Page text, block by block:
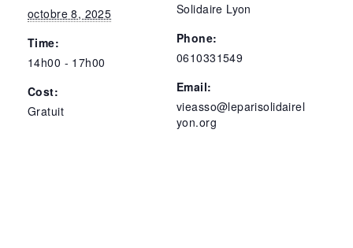
octobre 8, 2025
Time:
14h00 - 17h00
Cost:
Gratuit
Solidaire Lyon
Phone:
0610331549
Email:
vieasso@leparisolidairel
yon.org